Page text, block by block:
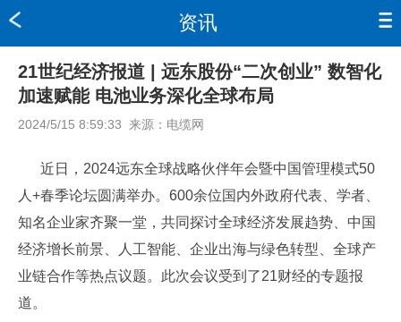
资讯
21世纪经济报道 | 远东股份“二次创业” 数智化
加速赋能 电池业务深化全球布局
2024/5/15 8:59:33 来源： 电缆网
近日，2024远东全球战略伙伴年会暨中国管理模式50
人+春季论坛圆满举办。600余位国内外政府代表、学者、
知名企业家齐聚一堂，共同探讨全球经济发展趋势、中国
经济增长前景、人工智能、企业出海与绿色转型、全球产
业链合作等热点议题。此次会议受到了21财经的专题报
道。